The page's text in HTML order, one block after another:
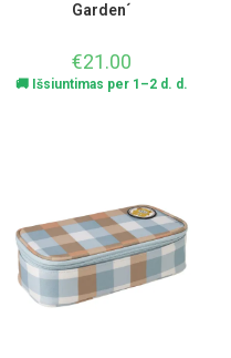
Garden´
€21.00
🚚 Išsiuntimas per 1–2 d. d.